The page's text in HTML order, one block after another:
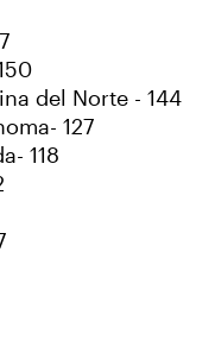
del Norte - 144
127
118